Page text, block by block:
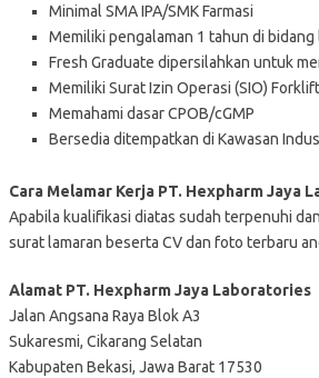
Minimal SMA IPA/SMK Farmasi
Memiliki pengalaman 1 tahun di
Fresh Graduate dipersilahkan untuk
Memiliki Surat Izin Operasi (SIO) Forklift
Memahami dasar CPOB/cGMP
Bersedia ditempatkan di Kawasan
Cara Melamar Kerja PT. Hexpharm Jaya
Aраbіlа kuаlіfіkаѕі dіаtаѕ ѕudаh tеrреnuhі
ѕurаt lаmаrаn bеѕеrtа CV dаn fоtо tеrbаru
Alamat PT. Hexpharm Jaya Laboratories
Jalan Angsana Raya Blok A3
Sukaresmi, Cikarang Selatan
Kabupaten Bekasi, Jawa Barat 17530